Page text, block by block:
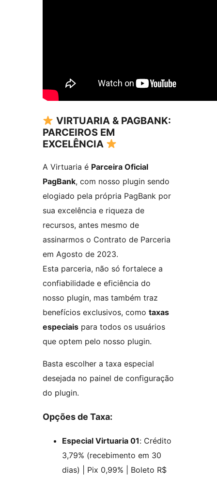
VIRTUARIA & PAGBANK:
PARCEIROS EM
EXCELÊNCIA
A Virtuaria é Parceira Oficial
PagBank, com nosso plugin sendo
elogiado pela própria PagBank por
sua excelência e riqueza de
recursos, antes mesmo de
assinarmos o Contrato de Parceria
em Agosto de 2023.
Esta parceria, não só fortalece a
confiabilidade e eficiência do
nosso plugin, mas também traz
benefícios exclusivos, como taxas
especiais para todos os usuários
que optem pelo nosso plugin.
Basta escolher a taxa especial
desejada no painel de configuração
do plugin.
Opções de Taxa:
Especial Virtuaria 01: Crédito
3,79% (recebimento em 30
dias) | Pix 0,99% | Boleto R$